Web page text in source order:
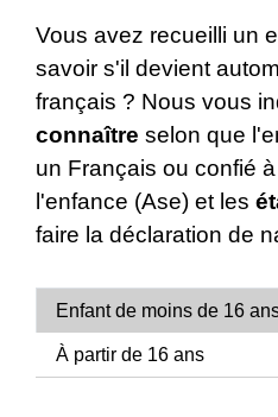
Vous avez recueilli un
savoir s'il devient
français ? Nous vous
connaître selon que
un Français ou confié
l'enfance (Ase) et les
faire la déclaration de
Enfant de moins de 16
À partir de 16 ans